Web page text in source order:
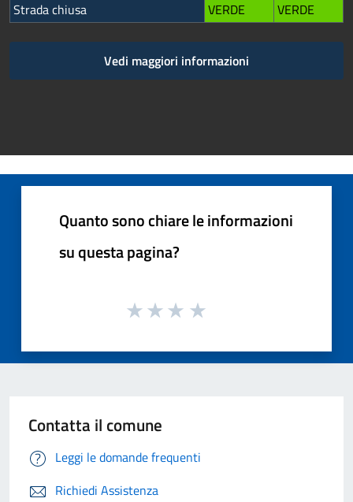
Strada chiusa VERDE VERDE
Vedi maggiori informazioni
Quanto sono chiare le informazioni
su questa pagina?
Contatta il comune
Leggi le domande frequenti
Richiedi Assistenza